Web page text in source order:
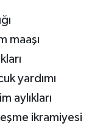
maaşı
yardımı
aylıkları
ikramiyesi